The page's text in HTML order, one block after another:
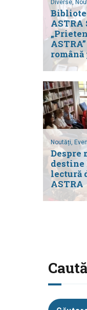
Diverse,
română
Noutăți,
Despre
destine
lectură
ASTRA
Caută